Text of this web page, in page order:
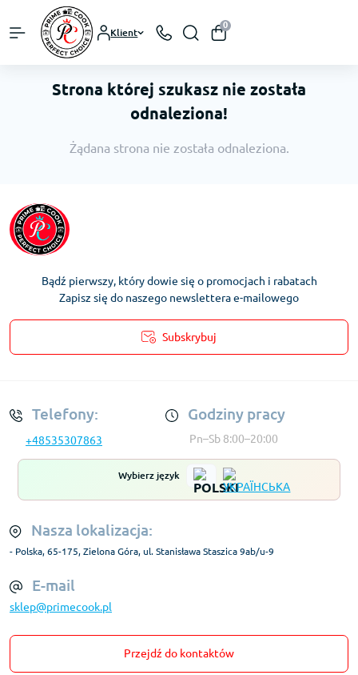
Klient
0
Strona której szukasz nie została
odnaleziona!
Żądana strona nie została odnaleziona.
Bądź pierwszy, który dowie się o promocjach i rabatach
Zapisz się do naszego newslettera e-mailowego
Subskrybuj
Telefony:
+48535307863
Godziny pracy
Pn–Sb 8:00–20:00
Wybierz język
Nasza lokalizacja:
- Polska, 65-175, Zielona Góra, ul. Stanisława Staszica 9ab/u-9
E-mail
sklep@primecook.pl
Przejdź do kontaktów